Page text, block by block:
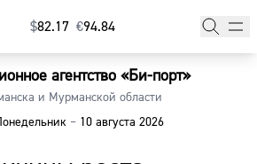
$⁠82.17 €⁠94.84
агентство «Би-порт»
и Мурманской области
–10 августа 2026